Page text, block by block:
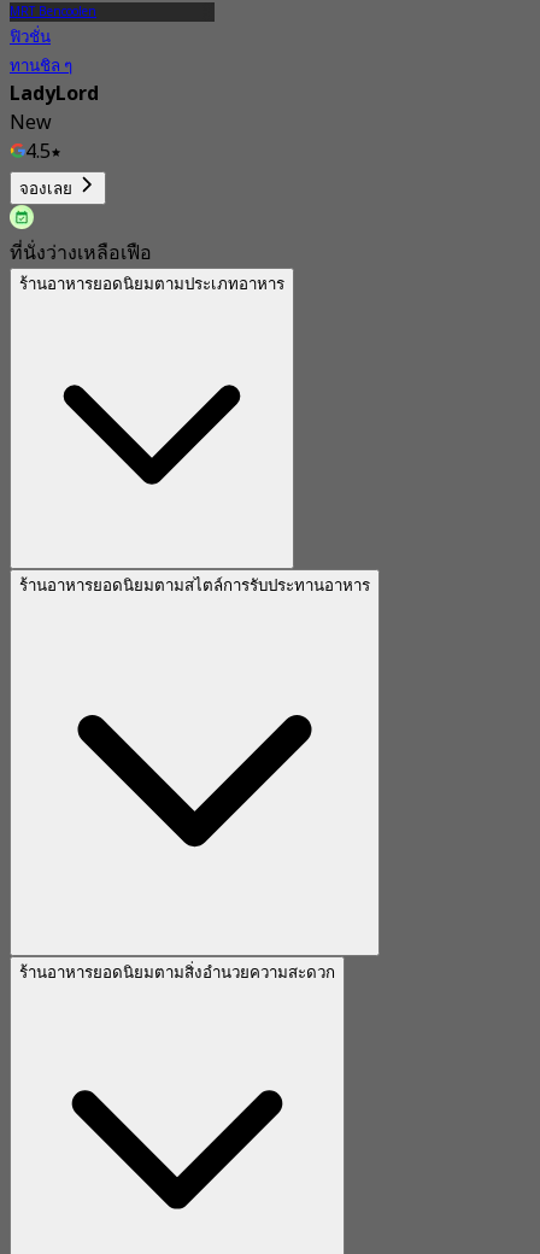
MRT Bencoolen
ฟิวชั่น
ทานชิล ๆ
LadyLord
New
4.5
จากS$ 15
จองเลย
ที่นั่งว่างเหลือเฟือ
ร้านอาหารยอดนิยมตามประเภทอาหาร
ร้านอาหารยอดนิยมตามสไตล์การรับประทานอาหาร
ร้านอาหารยอดนิยมตามสิ่งอำนวยความสะดวก